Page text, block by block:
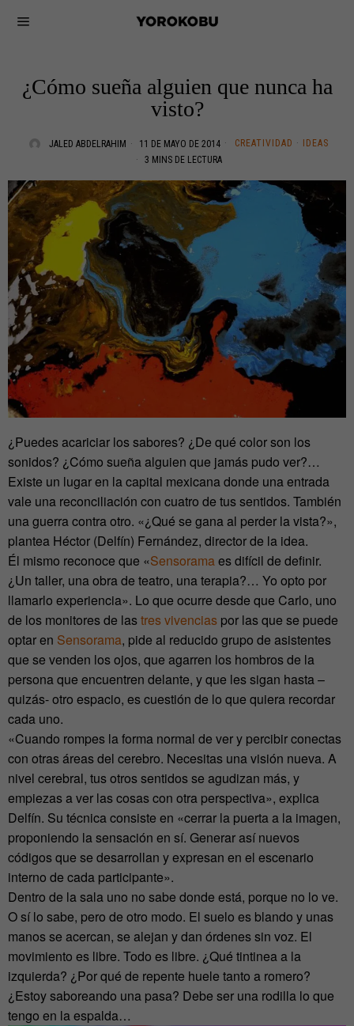
¿Cómo sueña alguien que nunca ha
visto?
JALED ABDELRAHIM 11 DE MAYO DE 2014 CREATIVIDAD ·
IDEAS
3 MINS DE LECTURA
¿Puedes acariciar los sabores? ¿De qué color son los
sonidos? ¿Cómo sueña alguien que jamás pudo ver?…
Existe un lugar en la capital mexicana donde una entrada
vale una reconciliación con cuatro de tus sentidos. También
una guerra contra otro. «¿Qué se gana al perder la vista?»,
plantea Héctor (Delfín) Fernández, director de la idea.
Él mismo reconoce que «Sensoramaes difícil de definir.
¿Un taller, una obra de teatro, una terapia?… Yo opto por
llamarlo experiencia». Lo que ocurre desde que Carlo, uno
de los monitores de lastres vivencias por las que se puede
optar en Sensorama, pide al reducido grupo de asistentes
que se venden los ojos, que agarren los hombros de la
persona que encuentren delante, y que les sigan hasta –
quizás- otro espacio, es cuestión de lo que quiera recordar
cada uno.
«Cuando rompes la forma normal de ver y percibir conectas
con otras áreas del cerebro. Necesitas una visión nueva. A
nivel cerebral, tus otros sentidos se agudizan más, y
empiezas a ver las cosas con otra perspectiva», explica
Delfín. Su técnica consiste en «cerrar la puerta a la imagen,
proponiendo la sensación en sí. Generar así nuevos
códigos que se desarrollan y expresan en el escenario
interno de cada participante».
Dentro de la sala uno no sabe donde está, porque no lo ve.
O sí lo sabe, pero de otro modo. El suelo es blando y unas
manos se acercan, se alejan y dan órdenes sin voz. El
movimiento es libre. Todo es libre. ¿Qué tintinea a la
izquierda? ¿Por qué de repente huele tanto a romero?
¿Estoy saboreando una pasa? Debe ser una rodilla lo que
tengo en la espalda…